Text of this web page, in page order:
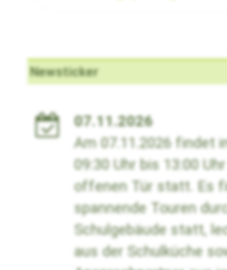
Newsticker
07.11.2026
Am 07.11.2026 findet
09:30 Uhr bis 13:00
offenen Tür statt. Es
spannende Touren
Schulgebäude statt,
aus der Schulküche